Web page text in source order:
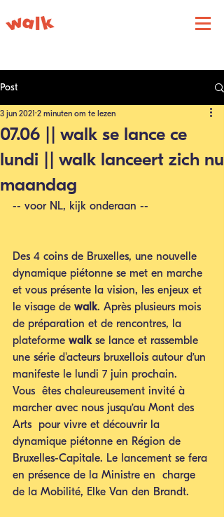
Post
07.06 || walk se lance ce
lundi || walk lanceert zich nu
maandag
3 jun 2021 2 minuten om te lezen
-- voor NL, kijk onderaan --
Des 4 coins de Bruxelles, une nouvelle
dynamique piétonne se met en marche
et vous présente la vision, les enjeux et
le visage de walk. Après plusieurs mois
de préparation et de rencontres, la
plateforme walk se lance et rassemble
une série d'acteurs bruxellois autour d’un
manifeste le lundi 7 juin prochain.
Vous  êtes chaleureusement invité à
marcher avec nous jusqu’au Mont des
Arts  pour vivre et découvrir la
dynamique piétonne en Région de
Bruxelles-Capitale. Le lancement se fera
en présence de la Ministre en  charge
de la Mobilité, Elke Van den Brandt.